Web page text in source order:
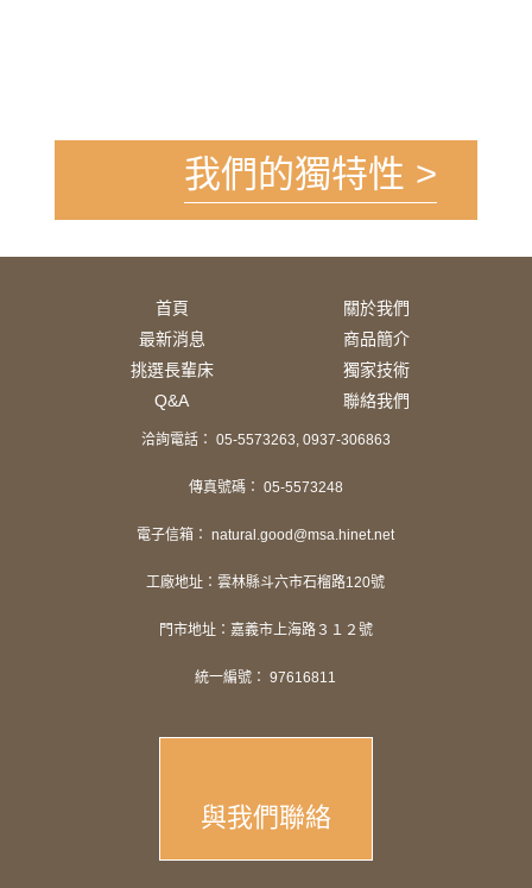
我們的獨特性 >
首頁
關於我們
最新消息
商品簡介
挑選長輩床
獨家技術
Q&A
聯絡我們
洽詢電話： 05-5573263, 0937-306863
傳真號碼： 05-5573248
電子信箱： natural.good@msa.hinet.net
工廠地址：雲林縣斗六市石榴路120號
門市地址：嘉義市上海路３１２號
統一編號： 97616811
與我們聯絡